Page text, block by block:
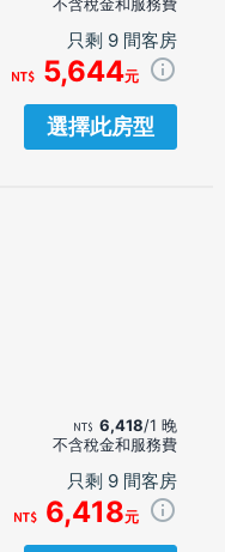
只剩 9 間客房
5,644元
選擇此房型
6,418/1 晚
不含稅金和服務費
只剩 9 間客房
6,418元